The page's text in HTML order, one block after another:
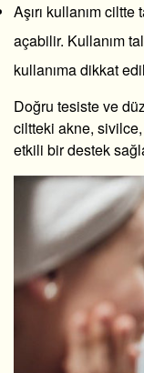
Aşırı kullanım ciltte
açabilir. Kullanım
kullanıma dikkat
Doğru tesiste ve
ciltteki akne,
etkili bir destek